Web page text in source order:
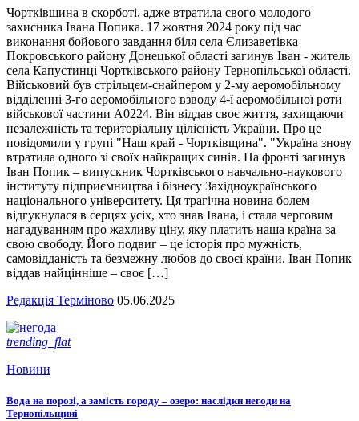
Чортківщина в скорботі, адже втратила свого молодого
захисника Івана Попика. 17 жовтня 2024 року під час
виконання бойового завдання біля села Єлизаветівка
Покровського району Донецької області загинув Іван - житель
села Капустинці Чортківського району Тернопільської області.
Військовий був стрільцем-снайпером у 2-му аеромобільному
відділенні 3-го аеромобільного взводу 4-ї аеромобільної роти
військової частини А0224. Він віддав своє життя, захищаючи
незалежність та територіальну цілісність України. Про це
повідомили у групі "Наш край - Чортківщина". "Україна знову
втратила одного зі своїх найкращих синів. На фронті загинув
Іван Попик – випускник Чортківського навчально-наукового
інституту підприємництва і бізнесу Західноукраїнського
національного університету. Ця трагічна новина болем
відгукнулася в серцях усіх, хто знав Івана, і стала черговим
нагадуванням про жахливу ціну, яку платить наша країна за
свою свободу. Його подвиг – це історія про мужність,
самовідданість та безмежну любов до своєї країни. Іван Попик
віддав найцінніше – своє […]
Редакція Терміново 05.06.2025
trending_flat
Новини
Вода на порозі, а замість городу – озеро: наслідки негоди на
Тернопільщині